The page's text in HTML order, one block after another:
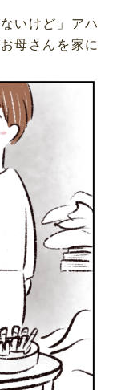
いけど」アハ
母さんを家に